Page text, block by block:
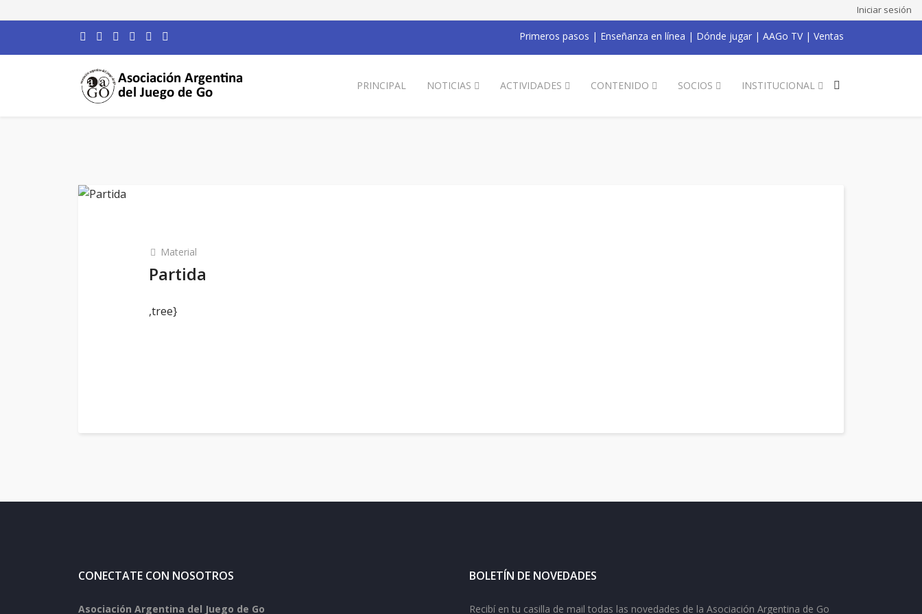
Iniciar sesión
Primeros pasos | Enseñanza en línea | Dónde jugar | AAGo TV| Ventas
PRINCIPAL NOTICIAS ACTIVIDADES CONTENIDO SOCIOS INSTITUCIONAL
Material
Partida
,tree}
CONECTATE CON NOSOTROS
Asociación Argentina del Juego de Go
BOLETÍN DE NOVEDADES
Recibí en tu casilla de mail todas las novedades de la Asociación Argentina de Go